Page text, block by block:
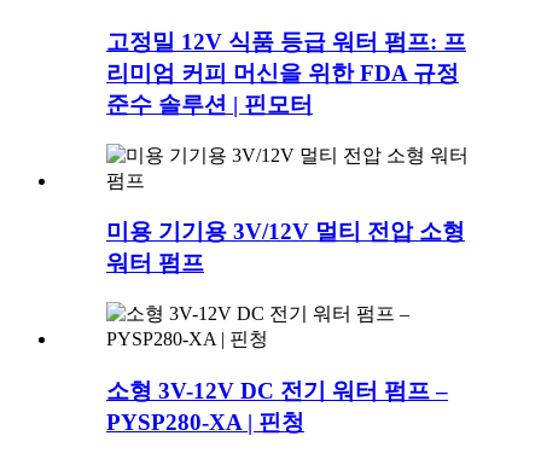
고정밀 12V 식품 등급 워터 펌프: 프
리미엄 커피 머신을 위한 FDA 규정
준수 솔루션 | 핀모터
미용 기기용 3V/12V 멀티 전압 소형
워터 펌프
소형 3V-12V DC 전기 워터 펌프 –
PYSP280-XA | 핀청